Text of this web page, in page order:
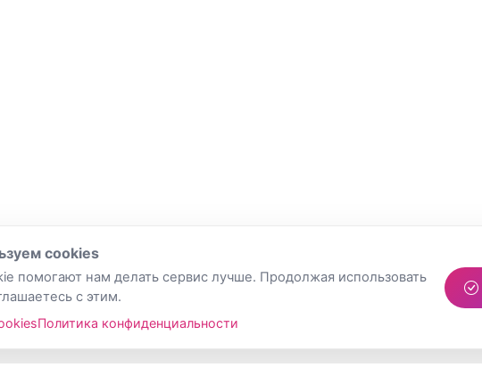
cookies
помогают нам делать сервис лучше. Продолжая использовать
с этим.
Политика конфиденциальности